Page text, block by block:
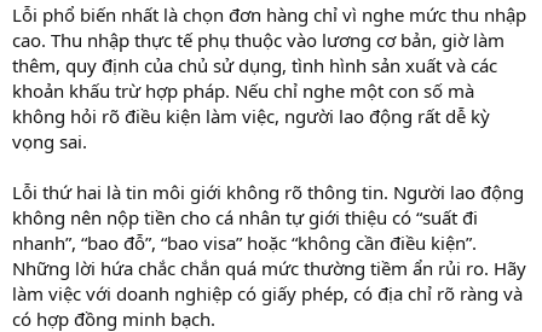
Lỗi phổ biến nhất là chọn đơn hàng chỉ vì nghe mức thu nhập
cao. Thu nhập thực tế phụ thuộc vào lương cơ bản, giờ làm
thêm, quy định của chủ sử dụng, tình hình sản xuất và các
khoản khấu trừ hợp pháp. Nếu chỉ nghe một con số mà
không hỏi rõ điều kiện làm việc, người lao động rất dễ kỳ
vọng sai.
Lỗi thứ hai là tin môi giới không rõ thông tin. Người lao động
không nên nộp tiền cho cá nhân tự giới thiệu có “suất đi
nhanh”, “bao đỗ”, “bao visa” hoặc “không cần điều kiện”.
Những lời hứa chắc chắn quá mức thường tiềm ẩn rủi ro. Hãy
làm việc với doanh nghiệp có giấy phép, có địa chỉ rõ ràng và
có hợp đồng minh bạch.